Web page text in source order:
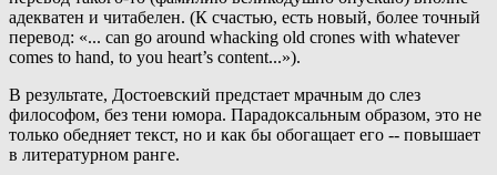
адекватен и читабелен. (К счастью, есть новый, более точный
перевод: «... can go around whacking old crones with whatever
comes to hand, to you heart’s content...»).
В результате, Достоевский предстает мрачным до слез
философом, без тени юмора. Парадоксальным образом, это не
только обедняет текст, но и как бы обогащает его -- повышает
в литературном ранге.